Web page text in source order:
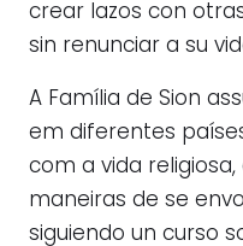
crear lazos con
sin renunciar a su
A Família de Sion
em diferentes
com a vida
maneiras de se
siguiendo un curso